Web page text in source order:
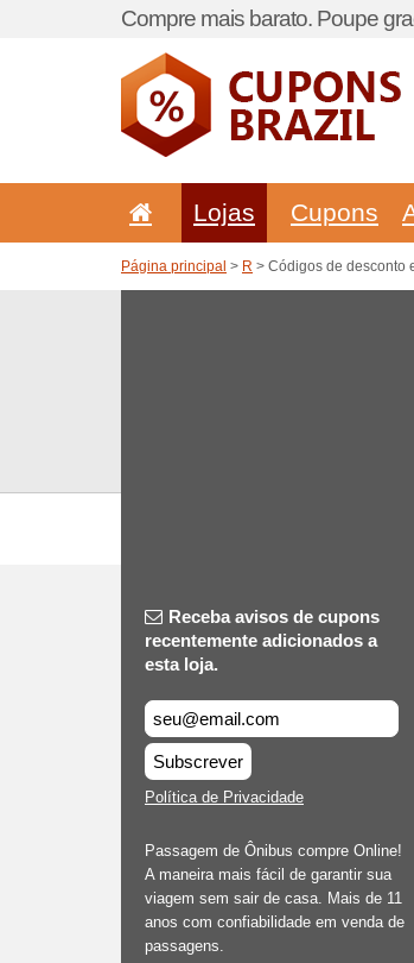
Compre mais barato. Poupe
Lojas Cupons
Página principal > R > Códigos de desconto
Receba avisos de cupons
recentemente adicionados a
esta loja.
Subscrever
Política de Privacidade
Passagem de Ônibus compre Online!
A maneira mais fácil de garantir sua
viagem sem sair de casa. Mais de 11
anos com confiabilidade em venda de
passagens.